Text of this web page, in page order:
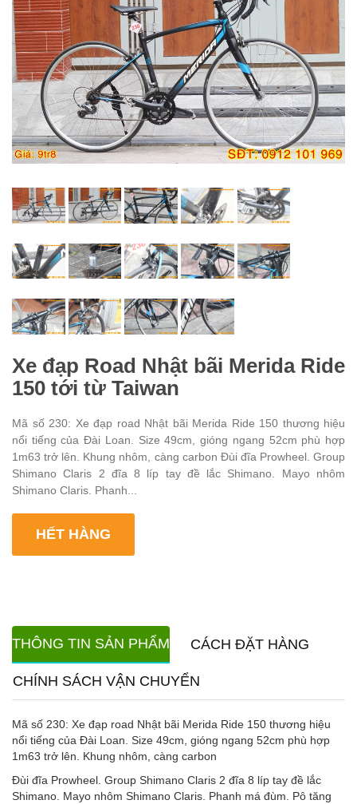
Xe đạp Road Nhật bãi Merida Ride
150 tới từ Taiwan
Mã số 230: Xe đạp road Nhật bãi Merida Ride 150 thương hiệu
nổi tiếng của Đài Loan. Size 49cm, gióng ngang 52cm phù hợp
1m63 trở lên. Khung nhôm, càng carbon Đùi đĩa Prowheel. Group
Shimano Claris 2 đĩa 8 líp tay đề lắc Shimano. Mayo nhôm
Shimano Claris. Phanh...
HẾT HÀNG
THÔNG TIN SẢN PHẨM CÁCH ĐẶT HÀNG
CHÍNH SÁCH VẬN CHUYỂN
Mã số 230: Xe đạp road Nhật bãi Merida Ride 150 thương hiệu
nổi tiếng của Đài Loan. Size 49cm, gióng ngang 52cm phù hợp
1m63 trở lên. Khung nhôm, càng carbon
Đùi đĩa Prowheel. Group Shimano Claris 2 đĩa 8 líp tay đề lắc
Shimano. Mayo nhôm Shimano Claris. Phanh má đùm. Pô tăng